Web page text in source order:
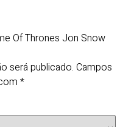
Of Thrones Jon Snow
será publicado. Campos
*